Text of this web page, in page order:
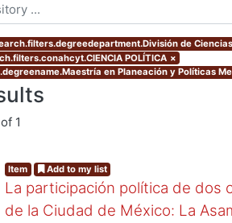
de
POLÍTICA ×
en Planeación y Políticas
1
Item Add to my list
La participación política de dos
de la Ciudad de México: La